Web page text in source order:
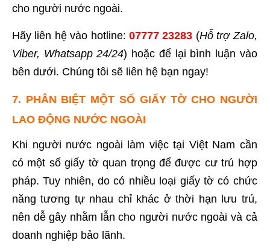
cho người nước ngoài.
Hãy liên hệ vào hotline:07777 23283 (Hỗ trợ Zalo,
Viber, Whatsapp 24/24) hoặc để lại bình luận vào
bên dưới. Chúng tôi sẽ liên hệ bạn ngay!
7. PHÂN BIỆT MỘT SỐ GIẤY TỜ CHO NGƯỜI
LAO ĐỘNG NƯỚC NGOÀI
Khi người nước ngoài làm việc tại Việt Nam cần
có một số giấy tờ quan trọng để được cư trú hợp
pháp. Tuy nhiên, do có nhiều loại giấy tờ có chức
năng tương tự nhau chỉ khác ở thời hạn lưu trú,
nên dễ gây nhằm lẫn cho người nước ngoài và cả
doanh nghiệp bảo lãnh.